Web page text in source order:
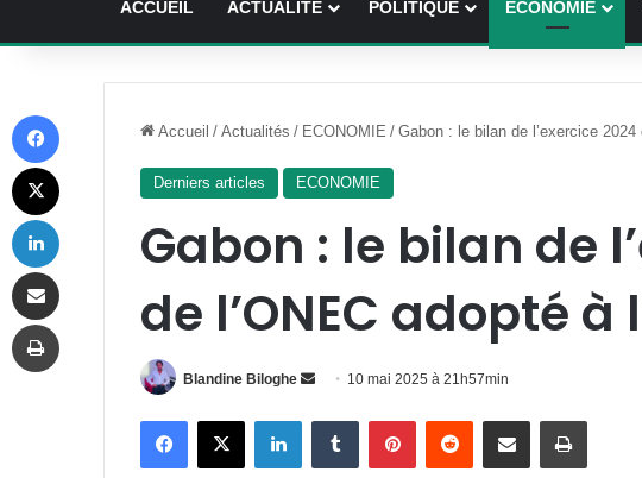
ACCUEIL ACTUALITE POLITIQUE ECONOMIE
Accueil / Actualités / ECONOMIE / Gabon : le bilan de l’exercice 2024
Derniers articles ECONOMIE
Gabon : le bilan de
de l’ONEC adopté
Blandine Biloghe
Envoyer
courriel
10 mai 2025 à 21h57min
FacebookX LinkedinTumblr PinterestReddit Partager par email Imprimer